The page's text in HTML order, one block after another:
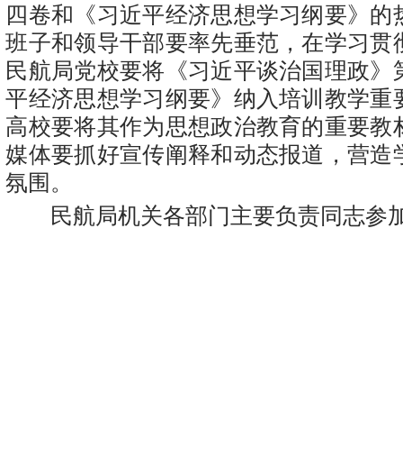
四卷和《习近平经济思想学习纲要》的
班子和领导干部要率先垂范，在学习贯
民航局党校要将《习近平谈治国理政》
平经济思想学习纲要》纳入培训教学重
高校要将其作为思想政治教育的重要教
媒体要抓好宣传阐释和动态报道，营造
氛围。
民航局机关各部门主要负责同志参